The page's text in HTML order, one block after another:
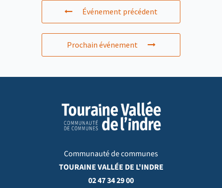
Événement précédent
Prochain événement
Communauté de communes
TOURAINE VALLÉE DE L'INDRE
02 47 34 29 00